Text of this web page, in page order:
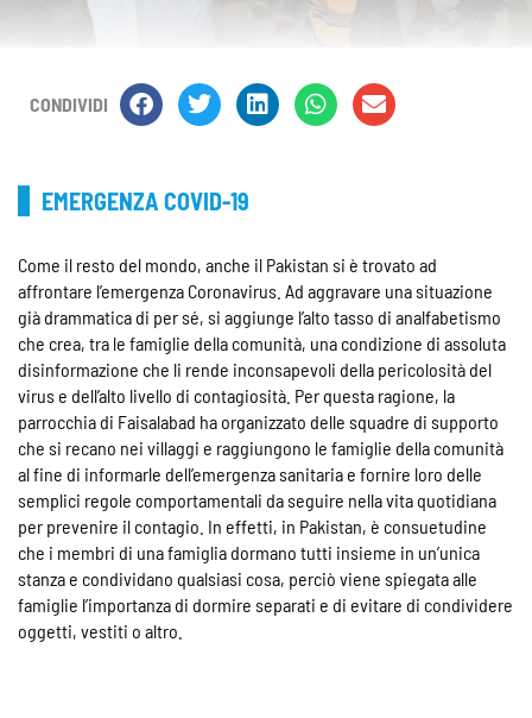
CONDIVIDI
EMERGENZA COVID-19
Come il resto del mondo, anche il Pakistan si è trovato ad
affrontare l’emergenza Coronavirus. Ad aggravare una situazione
già drammatica di per sé, si aggiunge l’alto tasso di analfabetismo
che crea, tra le famiglie della comunità, una condizione di assoluta
disinformazione che li rende inconsapevoli della pericolosità del
virus e dell’alto livello di contagiosità. Per questa ragione, la
parrocchia di Faisalabad ha organizzato delle squadre di supporto
che si recano nei villaggi e raggiungono le famiglie della comunità
al fine di informarle dell’emergenza sanitaria e fornire loro delle
semplici regole comportamentali da seguire nella vita quotidiana
per prevenire il contagio. In effetti, in Pakistan, è consuetudine
che i membri di una famiglia dormano tutti insieme in un’unica
stanza e condividano qualsiasi cosa, perciò viene spiegata alle
famiglie l’importanza di dormire separati e di evitare di condividere
oggetti, vestiti o altro.